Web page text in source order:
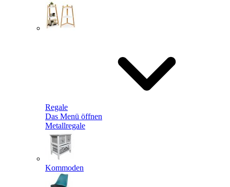
Regale
Das Menü öffnen
Metallregale
Kommoden